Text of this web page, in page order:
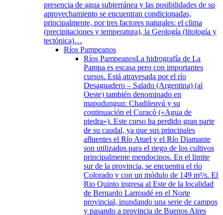
presencia de agua subterránea y las posibilidades de su
aprovechamiento se encuentran condicionadas,
principalmente, por tres factores naturales: el clima
(precipitaciones y temperatura), la Geología (litología y
tectónica)…
Ríos Pampeanos
Ríos PampeanosLa hidrografía de La
Pampa es escasa pero con importantes
cursos. Está atravesada por el río
Desaguadero – Salado (Argentina) (al
Oeste) también denominado en
mapudungun: Chadileuvú y su
continuación el Curacó («Agua de
piedra»). Este curso ha perdido gran parte
de su caudal, ya que sus principales
afluentes el Río Atuel y el Río Diamante
son utilizados para el riego de los cultivos
principalmente mendocinos. En el limite
sur de la provincia, se encuentra el río
Colorado y con un módulo de 149 m³/s. El
Rio Quinto ingresa al Este de la localidad
de Bernardo Larroudé en el Norte
provincial, inundando una serie de campos
y pasando a provincia de Buenos Aires